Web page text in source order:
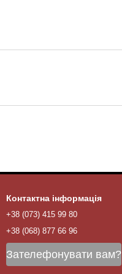
Контактна інформація
+38 (073) 415 99 80
+38 (068) 877 66 96
Зателефонувати вам?